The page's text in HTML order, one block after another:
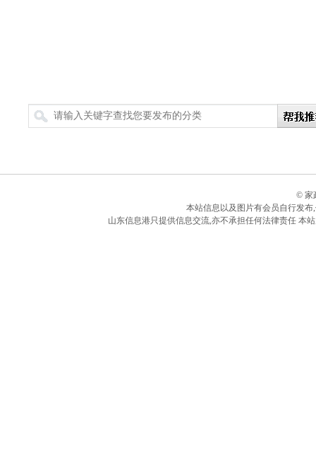
搜索
© 家
本站信息以及图片有会员自行发
山东信息港只提供信息交流,亦不承担任何法律责任 本